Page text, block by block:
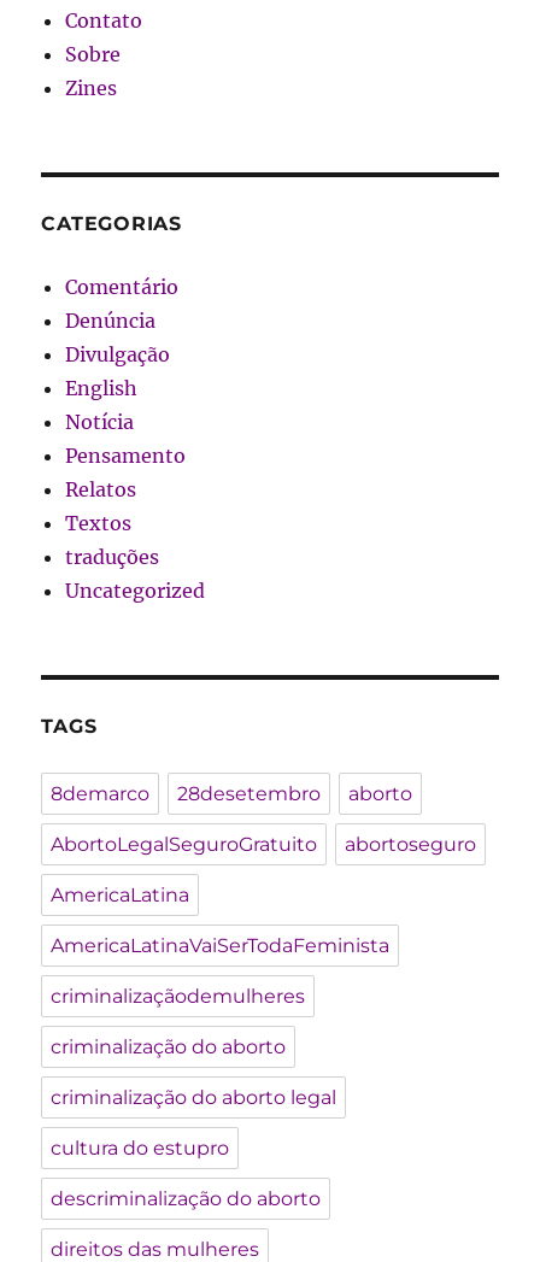
Contato
Sobre
Zines
CATEGORIAS
Comentário
Denúncia
Divulgação
English
Notícia
Pensamento
Relatos
Textos
traduções
Uncategorized
TAGS
8demarco 28desetembro aborto
AbortoLegalSeguroGratuito abortoseguro
AmericaLatina
AmericaLatinaVaiSerTodaFeminista
criminalizaçãodemulheres
criminalização do aborto
criminalização do aborto legal
cultura do estupro
descriminalização do aborto
direitos das mulheres